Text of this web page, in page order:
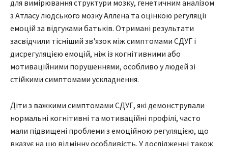
для вимірювання структури мозку, генетичним аналізом
з Атласу людського мозку Аллена та оцінкою регуляції
емоцій за відгуками батьків. Отримані результати
засвідчили тісніший зв'язок між симптомами СДУГ і
дисрегуляцією емоцій, ніж із когнітивними або
мотиваційними порушеннями, особливо у людей зі
стійкими симптомами ускладнення.
Діти з важкими симптомами СДУГ, які демонстрували
нормальні когнітивні та мотиваційні профілі, часто
мали підвищені проблеми з емоційною регуляцією, що
вказує на цю відмінну особливість. У дослідженні також